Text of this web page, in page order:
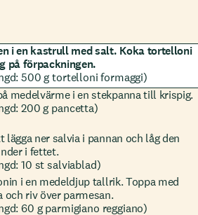
i en kastrull med salt. Koka tortelloni
på förpackningen.
500 g tortelloni formaggi)
medelvärme i en stekpanna till krispig.
200 g pancetta)
ner salvia i pannan och låg den
i fettet.
10 st salviablad)
i en medeldjup tallrik. Toppa med
och riv över parmesan.
60 g parmigiano reggiano)